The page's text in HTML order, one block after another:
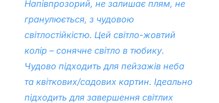
Напівпрозорий, не залишає плям, не
гранулюється, з чудовою
світлостійкістю. Цей світло-жовтий
колір – сонячне світло в тюбику.
Чудово підходить для пейзажів неба
та квіткових/садових картин. Ідеально
підходить для завершення світлих